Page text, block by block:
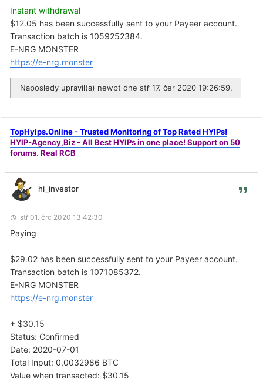
Instant withdrawal
$12.05 has been successfully sent to your Payeer account.
Transaction batch is 1059252384.
E-NRG MONSTER
https://e-nrg.monster
Naposledy upravil(a) newpt dne stř 17. čer 2020 19:26:59.
TopHyips.Online - Trusted Monitoring of Top Rated HYIPs!
HYIP-Agency,Biz - All Best HYIPs in one place! Support on 50
forums. Real RCB
hi_investor
stř 01. črc 2020 13:42:30
Paying
$29.02 has been successfully sent to your Payeer account.
Transaction batch is 1071085372.
E-NRG MONSTER
https://e-nrg.monster
+ $30.15
Status: Confirmed
Date: 2020-07-01
Total Input: 0,0032986 BTC
Value when transacted: $30.15